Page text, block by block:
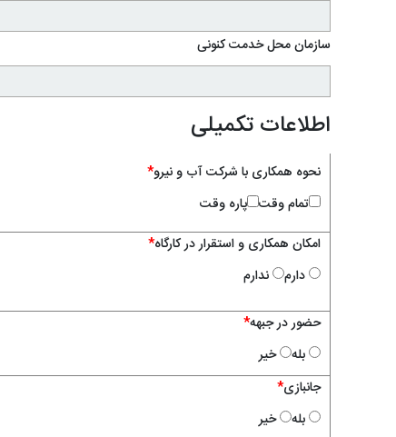
سازمان محل خدمت کنونی
اطلاعات تکمیلی
نحوه همکاری با شرکت آب و نیرو*
تمام وقت پاره وقت
امکان همکاری و استقرار در کارگاه*
دارم
ندارم
حضور در جبهه*
بله
خیر
جانبازی*
بله
خیر